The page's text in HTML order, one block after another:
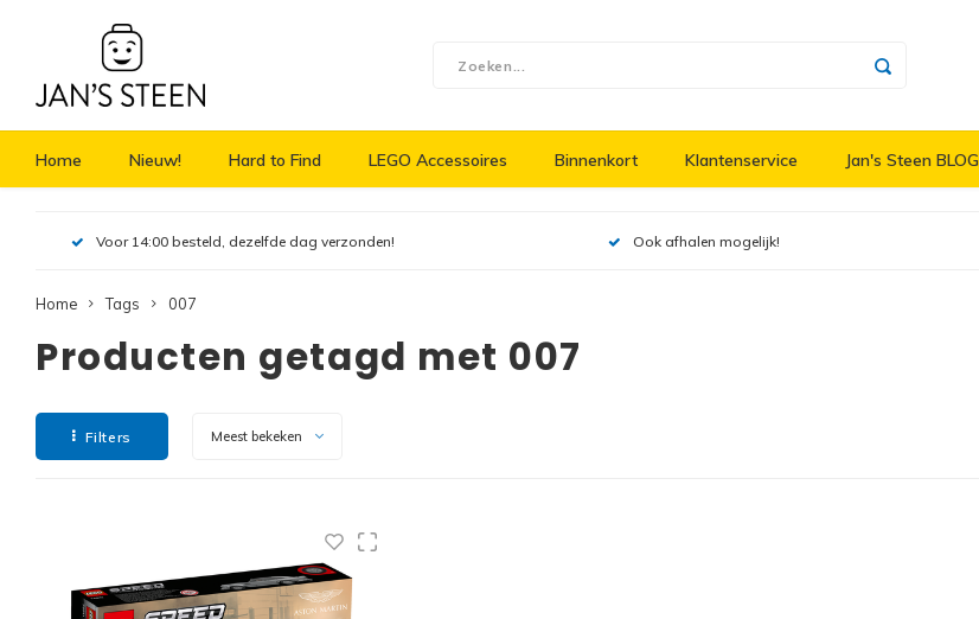
Home Nieuw! Hard to Find LEGO Accessoires Binnenkort Klantenservice Jan's Steen BLOG
Voor 14:00 besteld, dezelfde dag verzonden! Ook afhalen mogelijk!
Home Tags 007
Producten getagd met 007
Filters Meest bekeken